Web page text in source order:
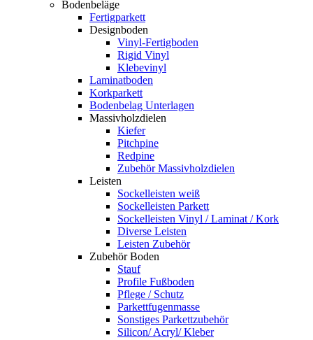
Bodenbeläge
Fertigparkett
Designboden
Vinyl-Fertigboden
Rigid Vinyl
Klebevinyl
Laminatboden
Korkparkett
Bodenbelag Unterlagen
Massivholzdielen
Kiefer
Pitchpine
Redpine
Zubehör Massivholzdielen
Leisten
Sockelleisten weiß
Sockelleisten Parkett
Sockelleisten Vinyl / Laminat / Kork
Diverse Leisten
Leisten Zubehör
Zubehör Boden
Stauf
Profile Fußboden
Pflege / Schutz
Parkettfugenmasse
Sonstiges Parkettzubehör
Silicon/ Acryl/ Kleber